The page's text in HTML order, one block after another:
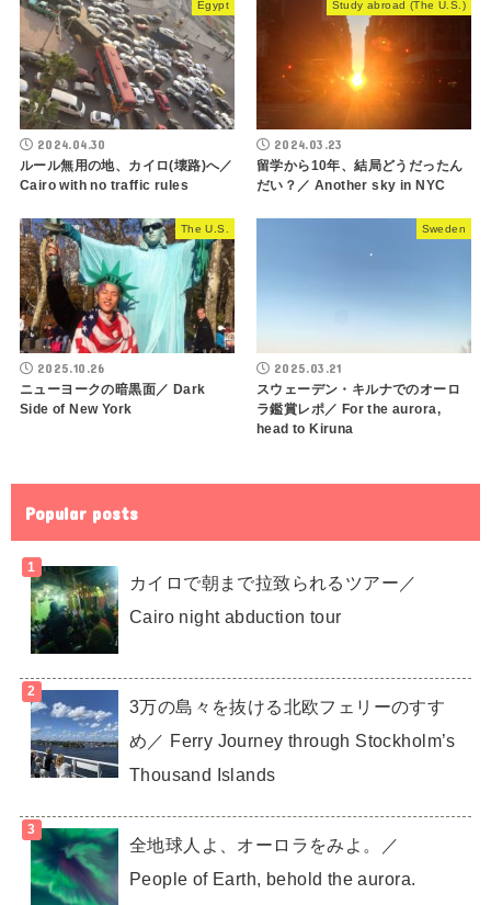
Egypt
2024.04.30
ルール無用の地、カイロ(壊路)へ／
Cairo with no traffic rules
Study abroad (The U.S.)
2024.03.23
留学から10年、結局どうだったん
だい？／ Another sky in NYC
The U.S.
2025.10.26
ニューヨークの暗黒面／ Dark
Side of New York
Sweden
2025.03.21
スウェーデン・キルナでのオーロ
ラ鑑賞レポ／ For the aurora,
head to Kiruna
Popular posts
カイロで朝まで拉致られるツアー／
Cairo night abduction tour
3万の島々を抜ける北欧フェリーのすす
め／ Ferry Journey through Stockholm’s
Thousand Islands
全地球人よ、オーロラをみよ。／
People of Earth, behold the aurora.